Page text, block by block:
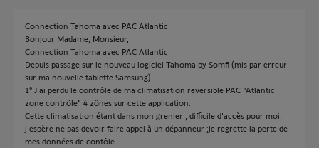
Connection Tahoma avec PAC Atlantic
Bonjour Madame, Monsieur,
Connection Tahoma avec PAC Atlantic
Depuis passage sur le nouveau logiciel Tahoma by Somfi (mis par erreur
sur ma nouvelle tablette Samsung).
1° J'ai perdu le contrôle de ma climatisation reversible PAC "Atlantic
zone contrôle" 4 zônes sur cette application.
Cette climatisation étant dans mon grenier , difficile d'accès pour moi,
j'espère ne pas devoir faire appel à un dépanneur ;je regrette la perte de
mes données de contôle .